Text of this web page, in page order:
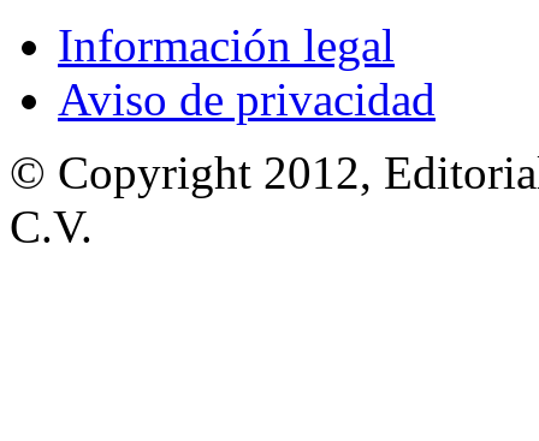
Información legal
Aviso de privacidad
© Copyright 2012,
C.V.